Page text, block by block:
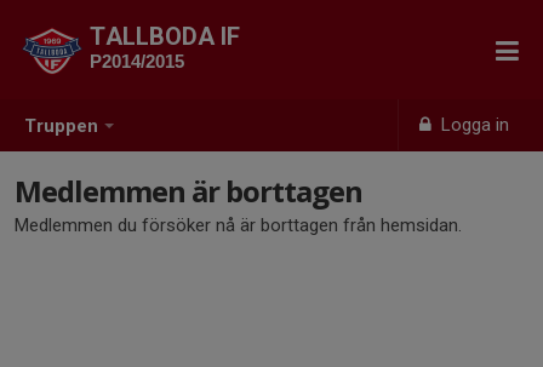
Truppen Logga in
TALLBODA IF
P2014/2015
Medlemmen är borttagen
Medlemmen du försöker nå är borttagen från hemsidan.